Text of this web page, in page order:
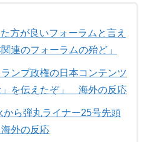
方が良いフォーラムと言え
連のフォーラムの殆ど」
ンプ政権の日本コンテンツ
」を伝えたぞ」 海外の反応
から弾丸ライナー25号先頭
外の反応